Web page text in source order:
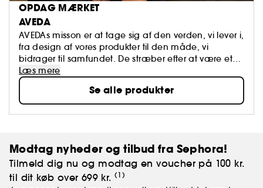
OPDAG MÆRKET
AVEDA
AVEDAs misson er at tage sig af den verden, vi lever i,
fra design af vores produkter til den måde, vi
bidrager til samfundet. De stræber efter at være et
eksempel på bevarelsen af miljøet, ikke kun i
skønhedens verden, men i hele verden.
Læs mere
Se alle produkter
Modtag nyheder og tilbud fra Sephora!
Tilmeld dig nu og modtag en voucher på 100 kr.
til dit køb over 699 kr. (1)